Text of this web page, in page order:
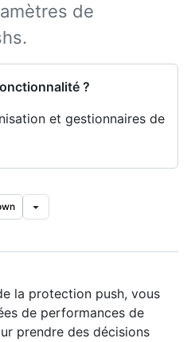
de
?
et gestionnaires de
la protection push, vous
de performances de
prendre des décisions